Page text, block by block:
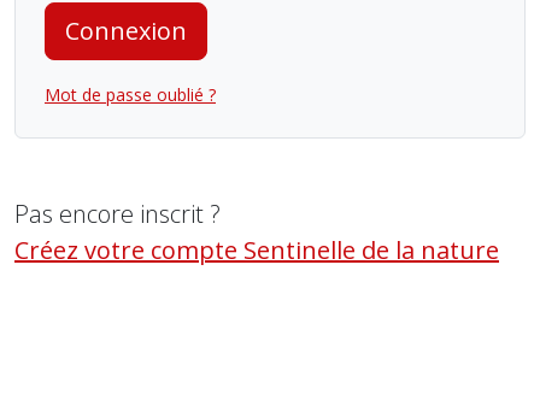
Connexion
Mot de passe oublié ?
Pas encore inscrit ?
Créez votre compte Sentinelle de la nature